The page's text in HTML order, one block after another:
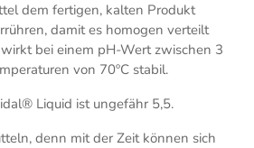
dem fertigen, kalten Produkt
damit es homogen verteilt
bei einem pH-Wert zwischen 3
von 70ºC stabil.
Liquid ist ungefähr 5,5.
denn mit der Zeit können sich